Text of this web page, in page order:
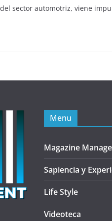
sector automotriz, viene
Menu
Magazine
Sapiencia y
Life Style
Videoteca